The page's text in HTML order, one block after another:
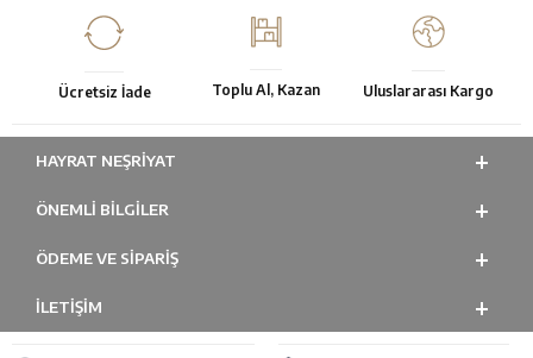
Ücretsiz İade Toplu Al, Kazan Uluslararası Kargo
HAYRAT NEŞRIYAT
ÖNEMLI BILGILER
ÖDEME VE SİPARİŞ
İLETİŞİM